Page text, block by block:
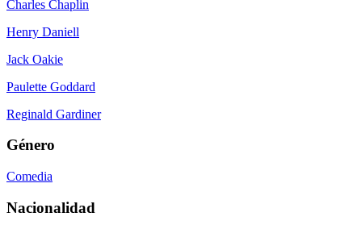
Charles Chaplin
Henry Daniell
Jack Oakie
Paulette Goddard
Reginald Gardiner
Género
Comedia
Nacionalidad